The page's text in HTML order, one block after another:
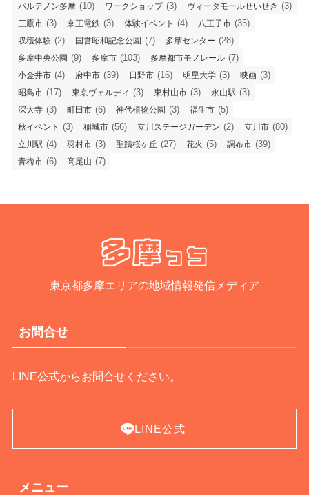
パルテノン多摩 (10) ワークショップ(3) ヴィータモールせいせき (3)
三鷹市 (3) 京王電鉄 (3) 体験イベント (4) 八王子市 (35)
収穫体験 (2) 国営昭和記念公園 (7) 多摩センター (28)
多摩中央公園 (9) 多摩市 (103) 多摩都市モノレール (7)
小金井市 (4) 府中市 (39) 日野市 (16) 明星大学 (3) 映画 (3)
昭島市 (17) 東京ヴェルディ (3) 東村山市 (3) 永山駅 (3)
深大寺 (3) 町田市 (6) 神代植物公園 (3) 福生市 (5)
秋イベント (3) 稲城市 (56) 立川ステージガーデン (2) 立川市 (80)
立川駅 (4) 羽村市 (3) 聖蹟桜ヶ丘 (27) 花火 (5) 調布市 (39)
青梅市 (6) 高尾山 (7)
東京都多摩エリアの地域情報発信メディア
お問合せ
LINE公式からお問合せください。
LINE公式
メニュー